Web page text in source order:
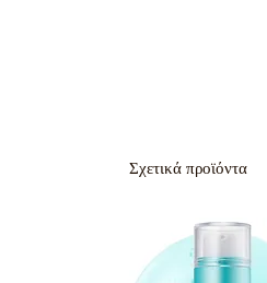
Σχετικά προϊόντα